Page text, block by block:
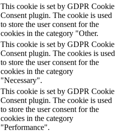
This cookie is set by GDPR Cookie
Consent plugin. The cookie is used
to store the user consent for the
cookies in the category "Other.
This cookie is set by GDPR Cookie
Consent plugin. The cookies is used
to store the user consent for the
cookies in the category
"Necessary".
This cookie is set by GDPR Cookie
Consent plugin. The cookie is used
to store the user consent for the
cookies in the category
"Performance".